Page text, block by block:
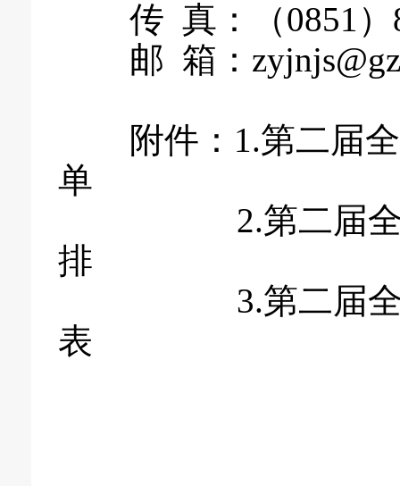
传 真：（0851）
邮 箱：
附件： 1.第二届
单
2.第二届
排
3.第二届
表